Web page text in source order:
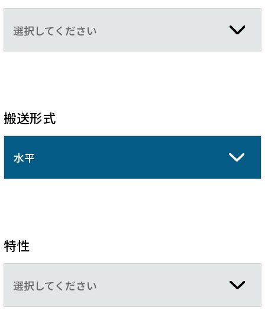
選択してください
搬送形式
水平
特性
選択してください